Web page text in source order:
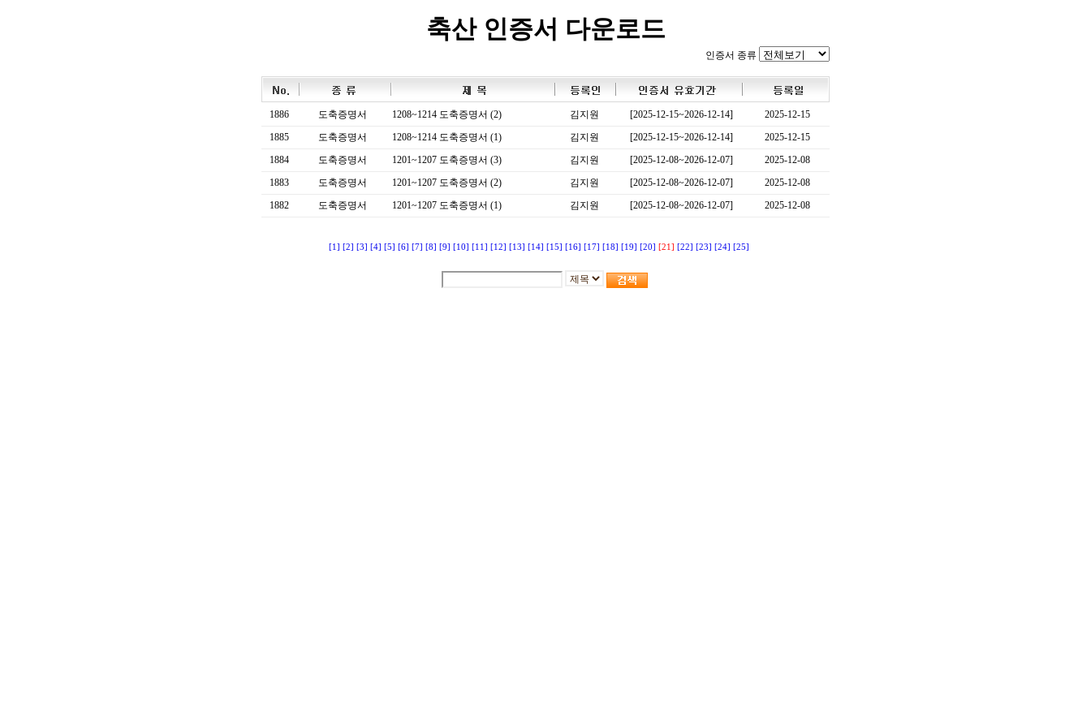
축산 인증서 다운로드
인증서 종류
1886 도축증명서 1208~1214 도축증명서 (2) 김지원 [2025-12-15~2026-12-14]
2025-12-15
1885
도축증명서 1208~1214 도축증명서 (1) 김지원 [2025-12-15~2026-12-14]
2025-12-15
1884
도축증명서 1201~1207 도축증명서 (3) 김지원 [2025-12-08~2026-12-07]
2025-12-08
1883
도축증명서 1201~1207 도축증명서 (2) 김지원 [2025-12-08~2026-12-07]
2025-12-08
1882
도축증명서 1201~1207 도축증명서 (1) 김지원 [2025-12-08~2026-12-07] 2025-12-08
[1] [2] [3] [4] [5] [6] [7] [8] [9] [10] [11] [12] [13] [14] [15] [16] [17] [18] [19] [20] [21] [22] [23] [24] [25]